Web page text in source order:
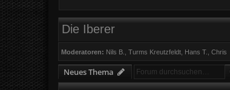
Die Iberer
Moderatoren: Nils B. ,Turms Kreutzfeldt Hans T. ,Chris
Neues Thema